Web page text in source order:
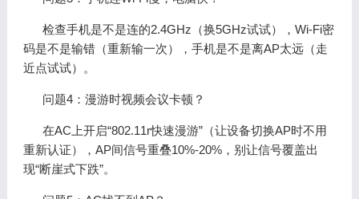
检查手机是不是连的2.4GHz（换5GHz试试），Wi-Fi密
码是不是输错（重新输一次），手机是不是离AP太远（走
近点试试）。
问题4：漫游时视频会议卡顿？
在AC上开启“802.11r快速漫游”（让设备切换AP时不用
重新认证），AP间信号重叠10%-20%，别让信号覆盖出
现“断崖式下跌”。